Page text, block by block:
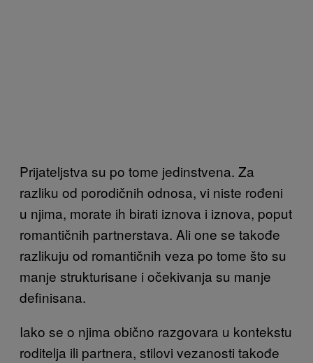
Prijateljstva su po tome jedinstvena. Za
razliku od porodičnih odnosa, vi niste rođeni
u njima, morate ih birati iznova i iznova, poput
romantičnih partnerstava. Ali one se takođe
razlikuju od romantičnih veza po tome što su
manje strukturisane i očekivanja su manje
definisana.
Iako se o njima obično razgovara u kontekstu
roditelja ili partnera, stilovi vezanosti takođe